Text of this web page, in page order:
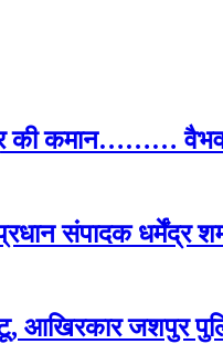
की कमान……… वैभव
संपादक धर्मेंद्र
जशपुर